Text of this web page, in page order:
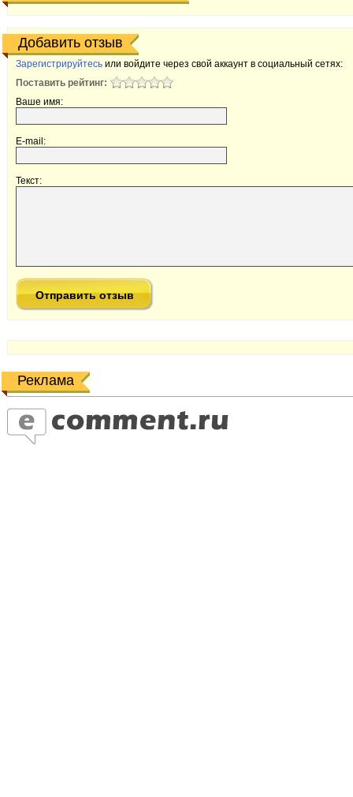
Добавить отзыв
Зарегистрируйтесь или войдите через свой аккаунт в социальный сетях:
Поставить рейтинг:
Ваше имя:
E-mail:
Текст:
Реклама